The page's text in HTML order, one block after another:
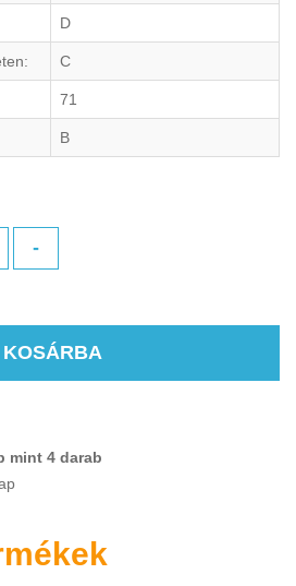
D
C
71
B
-
KOSÁRBA
mint 4 darab